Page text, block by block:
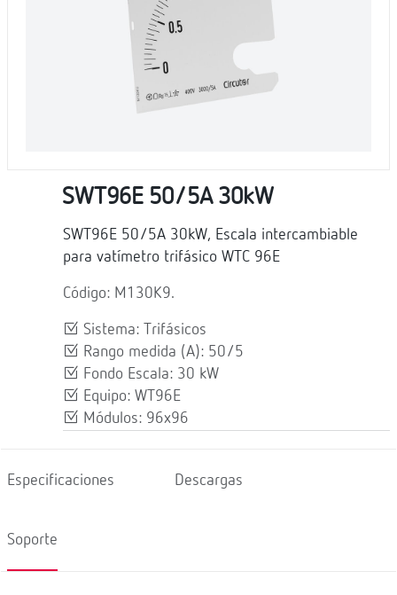
SWT96E 50/5A 30kW
SWT96E 50/5A 30kW, Escala intercambiable
para vatímetro trifásico WTC 96E
Código: M130K9.
Sistema: Trifásicos
Rango medida (A): 50/5
Fondo Escala: 30 kW
Equipo: WT96E
Módulos: 96x96
Especificaciones Descargas
Soporte